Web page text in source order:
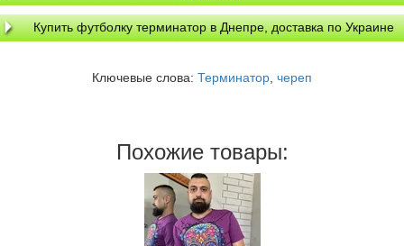
Купить футболку терминатор в Днепре, доставка по Украине
Ключевые слова: Терминатор, череп
Похожие товары: